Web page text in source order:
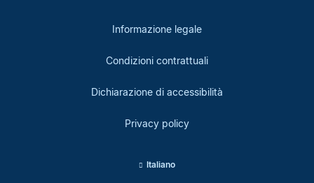
Informazione legale
Condizioni contrattuali
Dichiarazione di accessibilità
Privacy policy
Italiano